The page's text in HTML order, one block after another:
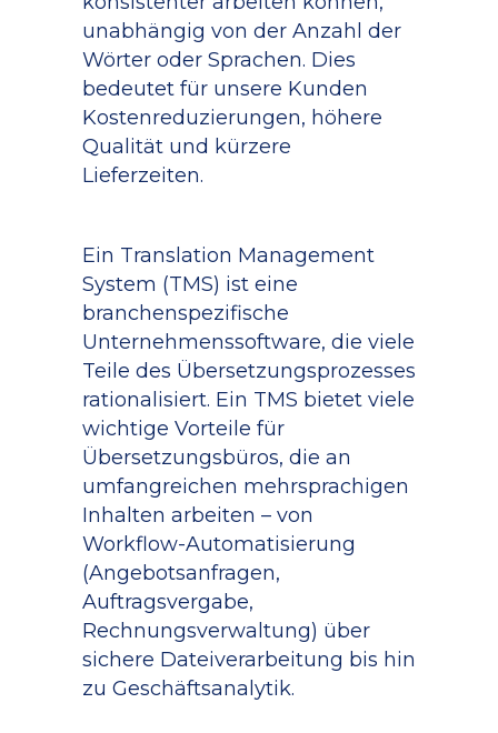
unabhängig von der Anzahl der
Wörter oder Sprachen. Dies
bedeutet für unsere Kunden
Kostenreduzierungen, höhere
Qualität und kürzere
Lieferzeiten.
Ein Translation Management
System (TMS) ist eine
branchenspezifische
Unternehmenssoftware, die viele
Teile des Übersetzungsprozesses
rationalisiert. Ein TMS bietet viele
wichtige Vorteile für
Übersetzungsbüros, die an
umfangreichen mehrsprachigen
Inhalten arbeiten – von
Workflow-Automatisierung
(Angebotsanfragen,
Auftragsvergabe,
Rechnungsverwaltung) über
sichere Dateiverarbeitung bis hin
zu Geschäftsanalytik.